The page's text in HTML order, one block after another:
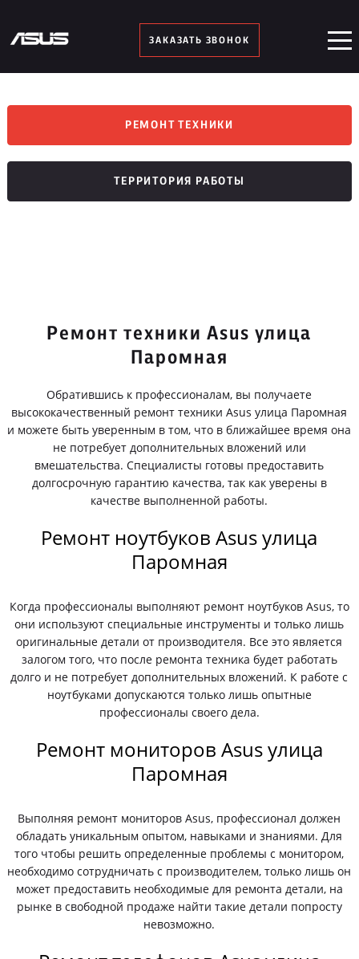
ЗАКАЗАТЬ ЗВОНОК
РЕМОНТ ТЕХНИКИ
ТЕРРИТОРИЯ РАБОТЫ
Ремонт техники Asus улица
Паромная
Обратившись к профессионалам, вы получаете
высококачественный ремонт техники Asus улица Паромная
и можете быть уверенным в том, что в ближайшее время она
не потребует дополнительных вложений или
вмешательства. Специалисты готовы предоставить
долгосрочную гарантию качества, так как уверены в
качестве выполненной работы.
Ремонт ноутбуков Asus улица
Паромная
Когда профессионалы выполняют ремонт ноутбуков Asus, то
они используют специальные инструменты и только лишь
оригинальные детали от производителя. Все это является
залогом того, что после ремонта техника будет работать
долго и не потребует дополнительных вложений. К работе с
ноутбуками допускаются только лишь опытные
профессионалы своего дела.
Ремонт мониторов Asus улица
Паромная
Выполняя ремонт мониторов Asus, профессионал должен
обладать уникальным опытом, навыками и знаниями. Для
того чтобы решить определенные проблемы с монитором,
необходимо сотрудничать с производителем, только лишь он
может предоставить необходимые для ремонта детали, на
рынке в свободной продаже найти такие детали попросту
невозможно.